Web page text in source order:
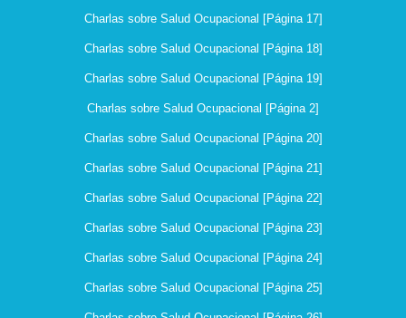
Charlas sobre Salud Ocupacional [Página 17]
Charlas sobre Salud Ocupacional [Página 18]
Charlas sobre Salud Ocupacional [Página 19]
Charlas sobre Salud Ocupacional [Página 2]
Charlas sobre Salud Ocupacional [Página 20]
Charlas sobre Salud Ocupacional [Página 21]
Charlas sobre Salud Ocupacional [Página 22]
Charlas sobre Salud Ocupacional [Página 23]
Charlas sobre Salud Ocupacional [Página 24]
Charlas sobre Salud Ocupacional [Página 25]